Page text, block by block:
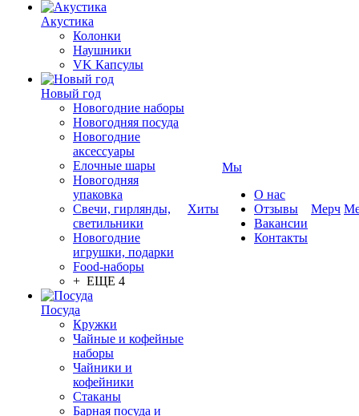
Акустика
Колонки
Наушники
VK Капсулы
Новый год
Новогодние наборы
Новогодняя посуда
Новогодние
аксессуары
Елочные шары
Новогодняя
упаковка
Свечи, гирлянды,
светильники
Новогодние
игрушки, подарки
Food-наборы
+ ЕЩЕ 4
Посуда
Кружки
Чайные и кофейные
наборы
Чайники и
кофейники
Стаканы
Барная посуда и
Хиты
Мы
О нас
Отзывы
Вакансии
Контакты
Мерч